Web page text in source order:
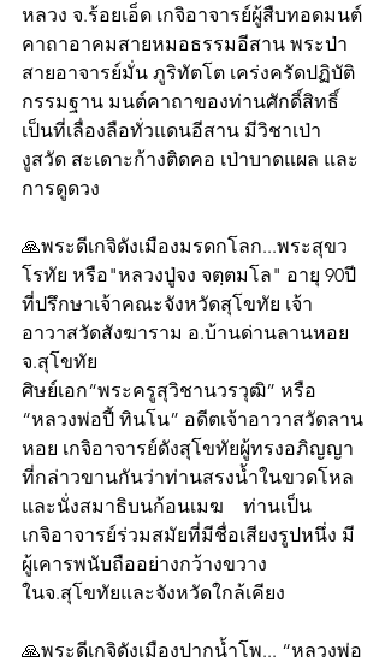
หลวง จ.ร้อยเอ็ด เกจิอาจารย์ผู้สืบทอดมนต์
คาถาอาคมสายหมอธรรมอีสาน พระป่า
สายอาจารย์มั่น ภูริทัตโต เคร่งครัดปฏิบัติ
กรรมฐาน มนต์คาถาของท่านศักดิ์สิทธิ์
เป็นที่เลื่องลือทั่วแดนอีสาน มีวิชาเป่า
งูสวัด สะเดาะก้างติดคอ เป่าบาดแผล และ
การดูดวง
🙏พระดีเกจิดังเมืองมรดกโลก...พระสุขว
โรทัย หรือ"หลวงปู่จง จตฺตมโล" อายุ 90ปี
ที่ปรึกษาเจ้าคณะจังหวัดสุโขทัย เจ้า
อาวาสวัดสังฆาราม อ.บ้านด่านลานหอย
จ.สุโขทัย
ศิษย์เอก“พระครูสุวิชานวรวุฒิ” หรือ
“หลวงพ่อปี้ ทินโน” อดีตเจ้าอาวาสวัดลาน
หอย เกจิอาจารย์ดังสุโขทัยผู้ทรงอภิญญา
ที่กล่าวขานกันว่าท่านสรงน้ำในขวดโหล
และนั่งสมาธิบนก้อนเมฆ    ท่านเป็น
เกจิอาจารย์ร่วมสมัยที่มีชื่อเสียงรูปหนึ่ง มี
ผู้เคารพนับถืออย่างกว้างขวาง
ในจ.สุโขทัยและจังหวัดใกล้เคียง
🙏พระดีเกจิดังเมืองปากน้ำโพ... “หลวงพ่อ